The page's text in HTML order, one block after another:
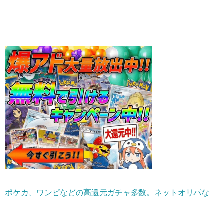
ポケカ、ワンピなどの高還元ガチャ多数。ネットオリパな